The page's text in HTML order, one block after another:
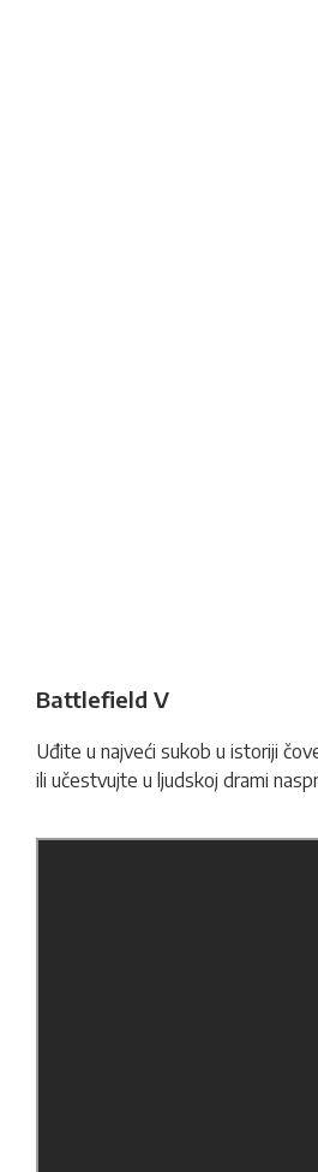
Battlefield V
Uđite u najveći sukob u istoriji
ili učestvujte u ljudskoj drami